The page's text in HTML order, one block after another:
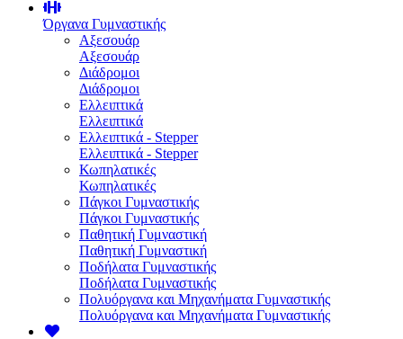
Όργανα Γυμναστικής
Αξεσουάρ
Αξεσουάρ
Διάδρομοι
Διάδρομοι
Ελλειπτικά
Ελλειπτικά
Ελλειπτικά - Stepper
Ελλειπτικά - Stepper
Κωπηλατικές
Κωπηλατικές
Πάγκοι Γυμναστικής
Πάγκοι Γυμναστικής
Παθητική Γυμναστική
Παθητική Γυμναστική
Ποδήλατα Γυμναστικής
Ποδήλατα Γυμναστικής
Πολυόργανα και Μηχανήματα Γυμναστικής
Πολυόργανα και Μηχανήματα Γυμναστικής